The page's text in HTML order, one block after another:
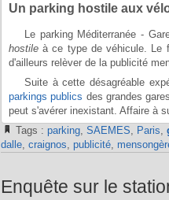
Un parking hostile aux
Le parking Méditerranée -
hostileà ce type de véhicule. Le
d'ailleurs relèver de la publicité
Suite à cette désagréable
parkings publics des grandes
peut s'avérer inexistant. Affaire à
Tags : parking, SAEMES, Paris,
dalle, craignos, publicité,
Enquête sur le